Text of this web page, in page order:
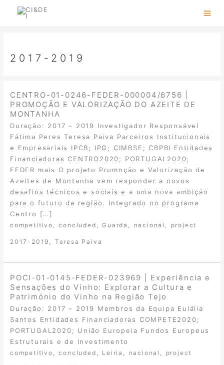
2017-2019
CENTRO-01-0246-FEDER-000004/6756 |
PROMOÇÃO E VALORIZAÇÃO DO AZEITE DE
MONTANHA
Duração: 2017 – 2019 Investigador Responsável
Fátima Peres Teresa Paiva Parceiros Institucionais
e Empresariais IPCB; IPG; CIMBSE; CBPBI Entidades
Financiadoras CENTRO2020; PORTUGAL2020;
FEDER mais O projeto Promoção e Valorização de
Azeites de Montanha vem responder a novos
desafios técnicos e sociais e a uma nova ambição
para o futuro da região. Integrado no programa
Centro […]
competitivo ,concluded ,Guarda nacional project
2017-2019 , Teresa Paiva
POCI-01-0145-FEDER-023969 | Experiência e
Sensações do Vinho: Explorar a Cultura e
Património do Vinho na Região Tejo
Duração: 2017 – 2019 Membros da Equipa Eulália
Santos Entidades Financiadoras COMPETE2020;
PORTUGAL2020; União Europeia Fundos Europeus
Estruturais e de Investimento
competitivo ,concluded Leiria nacional project